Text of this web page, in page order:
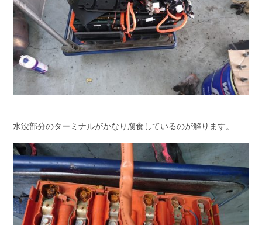
水没部分のターミナルがかなり腐食しているのが解ります。